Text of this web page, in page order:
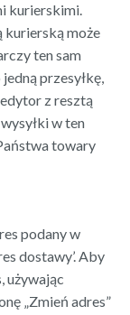
kurierskimi.
kurierską może
ten sam
przesyłkę,
z resztą
w ten
towary
podany w
dostawy’. Aby
używając
„Zmień adres”